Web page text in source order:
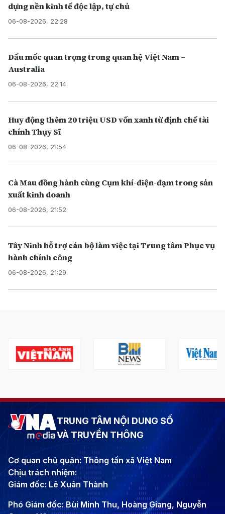
dựng nền kinh tế độc lập, tự chủ
06-08-2026, 22:28
Dấu mốc quan trọng trong quan hệ Việt Nam –
Australia
06-08-2026, 22:14
Huy động thêm 20 triệu USD vốn xanh từ định chế tài
chính Thụy Sĩ
06-08-2026, 21:54
Cà Mau đồng hành cùng Cụm khí-điện-đạm trong sản
xuất kinh doanh
06-08-2026, 21:52
Tây Ninh hỗ trợ cán bộ làm việc tại Trung tâm Phục vụ
hành chính công
06-08-2026, 21:29
TRUNG TÂM NỘI DUNG SỐ
VÀ TRUYỀN THÔNG
Cơ quan chủ quản: Thông tấn xã Việt Nam
Chịu trách nhiệm:
Giám đốc: Lê Xuân Thành
Phó Giám đốc: Bùi Minh Thu, Hoàng Giang, Nguyễn